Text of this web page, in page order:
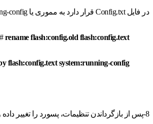
در فایل Config.txt قرار دارد به مموری یا running-config منتقل می کند.
rename flash:config.old flash:config.text
flash:config.textsystem:running-config
8-پس از بازگرداندن تنظيمات، پسورد را تغيير